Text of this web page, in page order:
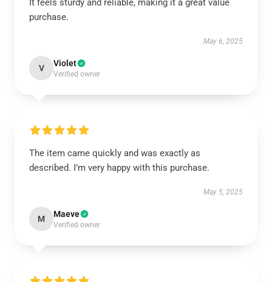
It feels sturdy and reliable, making it a great value
purchase.
May 6, 2025
V Violet
Verified owner
The item came quickly and was exactly as
described. I’m very happy with this purchase.
May 5, 2025
M Maeve
Verified owner